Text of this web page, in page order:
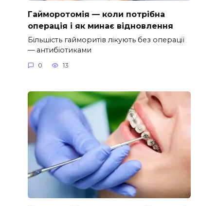
Гайморотомія — коли потрібна
операція і як минає відновлення
Більшість гайморитів лікують без операції
— антибіотиками
0 13